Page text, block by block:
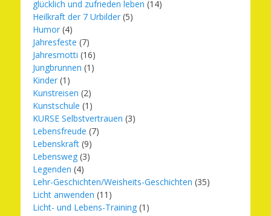
glücklich und zufrieden leben (14)
Heilkraft der 7 Urbilder (5)
Humor (4)
Jahresfeste (7)
Jahresmotti (16)
Jungbrunnen (1)
Kinder (1)
Kunstreisen (2)
Kunstschule (1)
KURSE Selbstvertrauen (3)
Lebensfreude (7)
Lebenskraft (9)
Lebensweg (3)
Legenden (4)
Lehr-Geschichten/Weisheits-Geschichten (35)
Licht anwenden (11)
Licht- und Lebens-Training (1)